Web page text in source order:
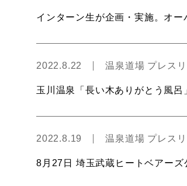
インターン生が企画・実施。オ
2022.8.22 温泉道場 プレス
玉川温泉「長い木ありがとう風
2022.8.19 温泉道場 プレス
8月27日 埼玉武蔵ヒートベアー